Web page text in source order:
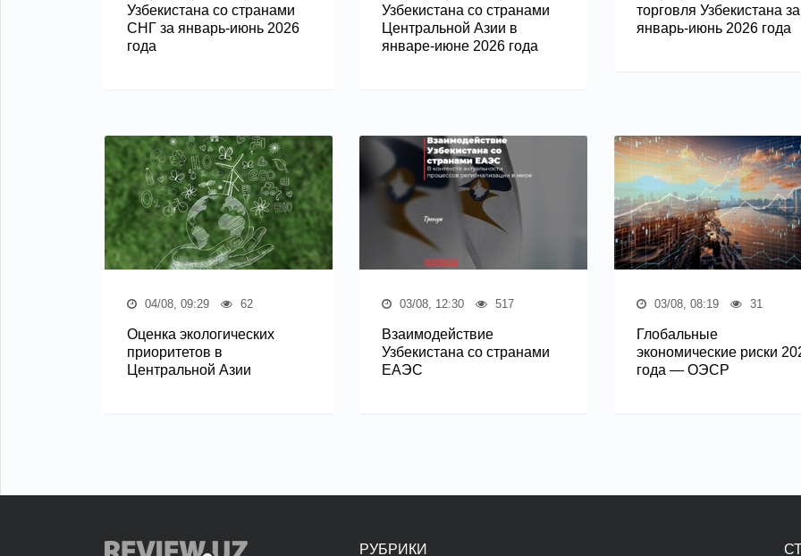
Узбекистана со странами
СНГ за январь-июнь 2026
года
Узбекистана со странами
Центральной Азии в
январе-июне 2026 года
торговля Узбекистана за
январь-июнь 2026 года
04/08, 09:29 62
Оценка экологических
приоритетов в
Центральной Азии
03/08, 12:30 517
Взаимодействие
Узбекистана со странами
ЕАЭС
03/08, 08:19 31
Глобальные
экономические риски
года — ОЭСР
РУБРИКИ